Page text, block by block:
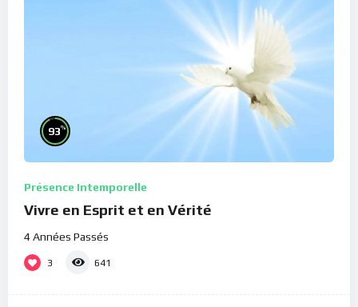
93%
Présence Intemporelle
Vivre en Esprit et en Vérité
4 Années Passés
3 641